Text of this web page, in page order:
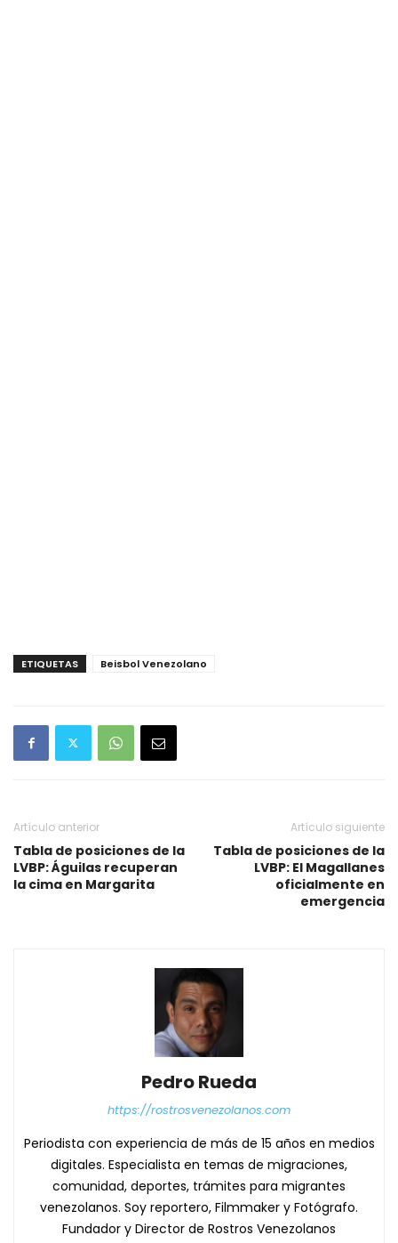
ETIQUETAS Beisbol Venezolano
Artículo anterior
Tabla de posiciones de la
LVBP: Águilas recuperan
la cima en Margarita
Artículo siguiente
Tabla de posiciones de la
LVBP: El Magallanes
oficialmente en
emergencia
Pedro Rueda
https://rostrosvenezolanos.com
Periodista con experiencia de más de 15 años en medios
digitales. Especialista en temas de migraciones,
comunidad, deportes, trámites para migrantes
venezolanos. Soy reportero, Filmmaker y Fotógrafo.
Fundador y Director de Rostros Venezolanos